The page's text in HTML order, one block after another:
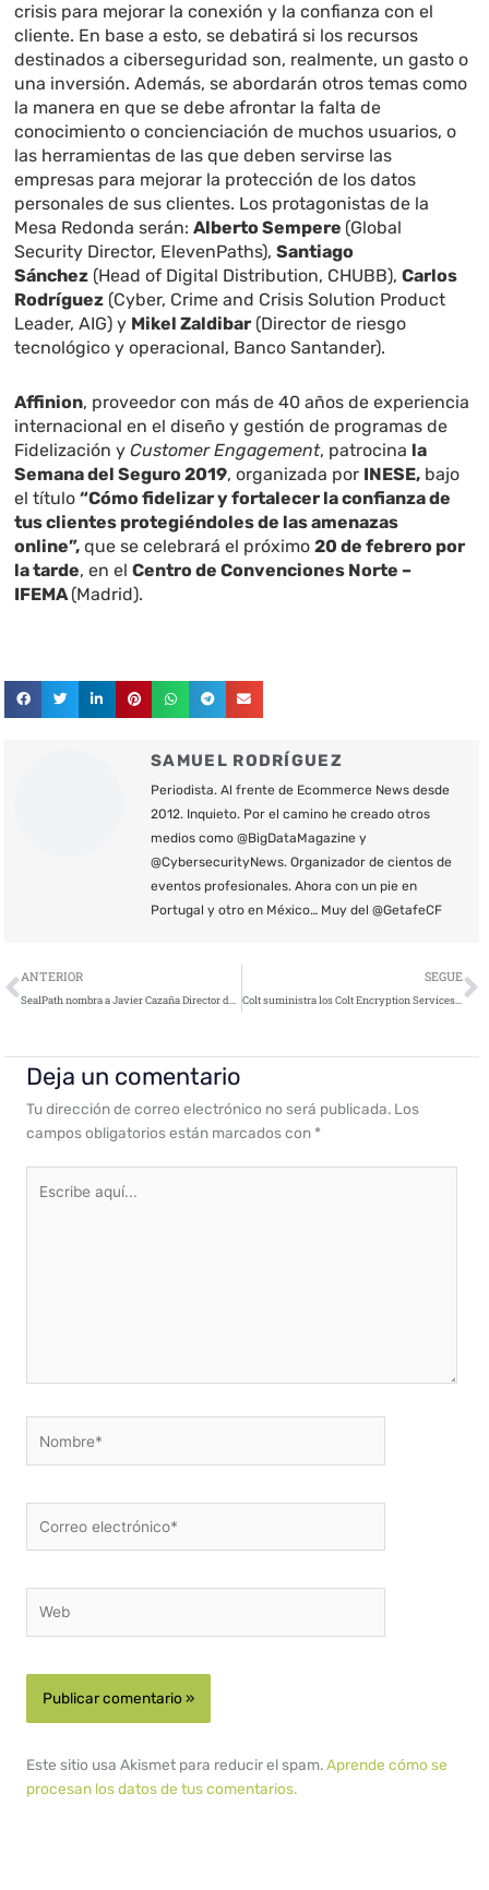
crisis para mejorar la conexión y la confianza con el
cliente. En base a esto, se debatirá si los recursos
destinados a ciberseguridad son, realmente, un gasto o
una inversión. Además, se abordarán otros temas como
la manera en que se debe afrontar la falta de
conocimiento o concienciación de muchos usuarios, o
las herramientas de las que deben servirse las
empresas para mejorar la protección de los datos
personales de sus clientes. Los protagonistas de la
Mesa Redonda serán:Alberto Sempere (Global
Security Director, ElevenPaths),Santiago
Sánchez (Head of Digital Distribution, CHUBB),Carlos
Rodríguez (Cyber, Crime and Crisis Solution Product
Leader, AIG) y Mikel Zaldibar (Director de riesgo
tecnológico y operacional, Banco Santander).
Affinion, proveedor con más de 40 años de experiencia
internacional en el diseño y gestión de programas de
Fidelización yCustomer Engagement, patrocina la
Semana del Seguro 2019, organizada por INESE, bajo
el título“Cómo fidelizar y fortalecer la confianza de
tus clientes protegiéndoles de las amenazas
online”, que se celebrará el próximo20 de febrero por
la tarde, en elCentro de Convenciones Norte –
IFEMA(Madrid).
SAMUEL RODRÍGUEZ
Periodista. Al frente de Ecommerce News desde
2012. Inquieto. Por el camino he creado otros
medios como @BigDataMagazine y
@CybersecurityNews. Organizador de cientos de
eventos profesionales. Ahora con un pie en
Portugal y otro en México… Muy del @GetafeCF
Ant
ANTERIOR
SealPath nombra a Javier Cazaña Director de Desarrollo a nivel internacional
SEGUE
Colt suministra los Colt Encryption Services a la Berlinale 2019
Deja un comentario
Tu dirección de correo electrónico no será publicada. Los
campos obligatorios están marcados con *
aquí...
electrónico*
Este sitio usa Akismet para reducir el spam.Aprende cómo se
procesan los datos de tus comentarios.